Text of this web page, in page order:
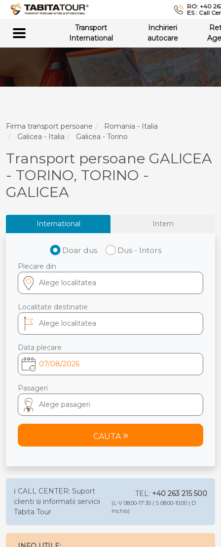
RO: +40
ES : Call
Transport
International
Inchirieri
autocare
Firma transport persoane
Romania - Italia
Galicea - Italia
Galicea - Torino
Transport persoane GALICEA
- TORINO, TORINO -
GALICEA
International Intern
Doar dus Dus - Intors
Plecare din
Localitate destinatie
Data plecare
Pasageri
CAUTA
ℹ️ CALL CENTER: Suport
clienti si informatii servicii
Tabita Tour
TEL: +40 263 215 500
(L-V 08:00-17:30 | S 08:00-10:00 | D
Inchis)